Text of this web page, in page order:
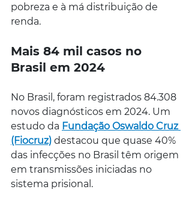
pobreza e à má distribuição de
renda.
Mais 84 mil casos no
Brasil em 2024
No Brasil, foram registrados 84.308
novos diagnósticos em 2024. Um
estudo da Fundação Oswaldo Cruz
(Fiocruz) destacou que quase 40%
das infecções no Brasil têm origem
em transmissões iniciadas no
sistema prisional.